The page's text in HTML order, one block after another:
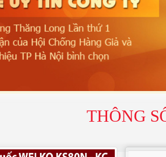
THÔNG